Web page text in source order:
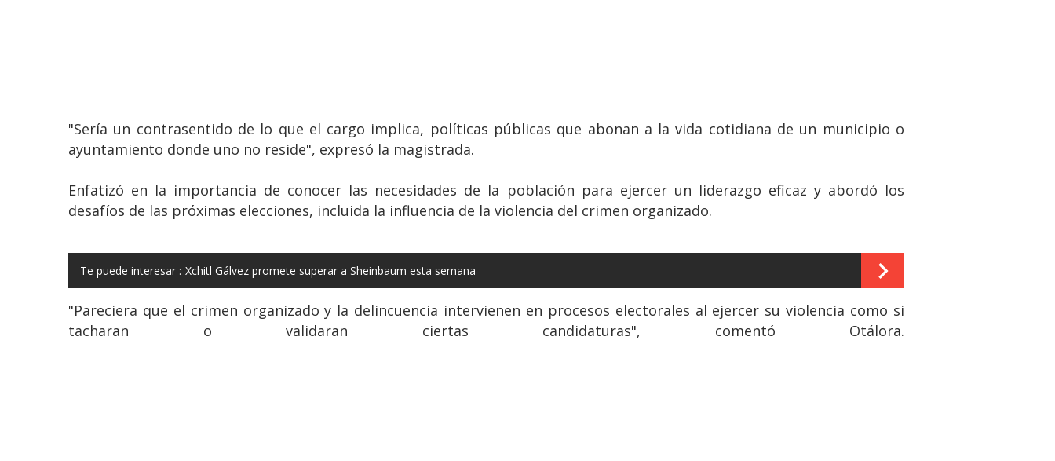
"Sería un contrasentido de lo que el cargo implica, políticas públicas que abonan a la vida cotidiana de un municipio o
ayuntamiento donde uno no reside", expresó la magistrada.
Enfatizó en la importancia de conocer las necesidades de la población para ejercer un liderazgo eficaz y abordó los
desafíos de las próximas elecciones, incluida la influencia de la violencia del crimen organizado.
Te puede interesar : Xchitl Gálvez promete superar a Sheinbaum esta semana
"Pareciera que el crimen organizado y la delincuencia intervienen en procesos electorales al ejercer su violencia como si
tacharan o validaran ciertas candidaturas", comentó Otálora.